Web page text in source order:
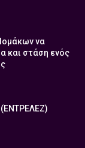
να
και στάση ενός